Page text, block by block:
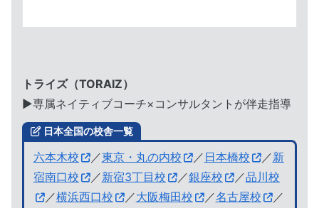
トライズ（TORAIZ）
▶︎専属ネイティブコーチ×コンサルタントが伴走指導
日本全国の校舎一覧
六本木校 ／東京・丸の内校 ／ 日本橋校 ／新
宿南口校
／新宿3丁目校 ／銀座校 ／品川校
／横浜西口校 ／大阪梅田校 ／名古屋校
／